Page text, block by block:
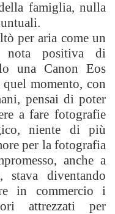
famiglia, nulla
per aria come un
nota positiva di
una Canon Eos
momento, con
pensai di poter
a fare fotografie
niente di più
per la fotografia
anche a
stava diventando
in commercio i
attrezzati per